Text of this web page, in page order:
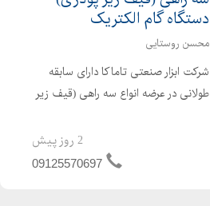
دستگاه گام الکتریک
محسن روستایی
شرکت ابزار صنعتی تاماکا دارای سابقه
طولانی در عرضه انواع سه راهی (قیف زیر
2 روز پیش
09125570697